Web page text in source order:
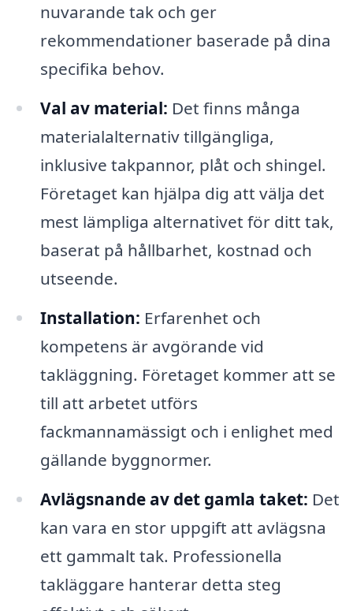
nuvarande tak och ger
rekommendationer baserade på dina
specifika behov.
Val av material: Det finns många
materialalternativ tillgängliga,
inklusive takpannor, plåt och shingel.
Företaget kan hjälpa dig att välja det
mest lämpliga alternativet för ditt tak,
baserat på hållbarhet, kostnad och
utseende.
Installation: Erfarenhet och
kompetens är avgörande vid
takläggning. Företaget kommer att se
till att arbetet utförs
fackmannamässigt och i enlighet med
gällande byggnormer.
Avlägsnande av det gamla taket: Det
kan vara en stor uppgift att avlägsna
ett gammalt tak. Professionella
takläggare hanterar detta steg